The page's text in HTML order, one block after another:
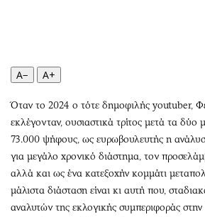
Σινεμά
Θέατρο-Χορός
Μουσική
Εικαστικά
Βιβλίο
Χειρόγραφα
A− A+
Όταν το 2024 ο τότε δημοφιλής youtuber,
εκλέγονταν, ουσιαστικά τρίτος μετά τα
73.000 ψήφους, ως ευρωβουλευτής η
για μεγάλο χρονικό διάστημα, τον
αλλά και ως ένα κατεξοχήν κομμάτι
μάλιστα διάσταση είναι κι αυτή που,
αναλυτών της εκλογικής συμπεριφοράς